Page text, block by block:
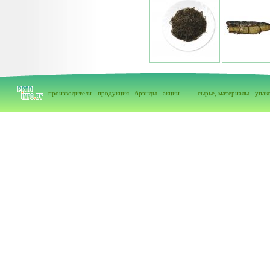
производители продукция брэнды акции сырье, материалы